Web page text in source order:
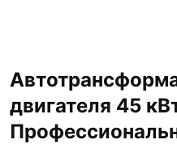
двигателя 45